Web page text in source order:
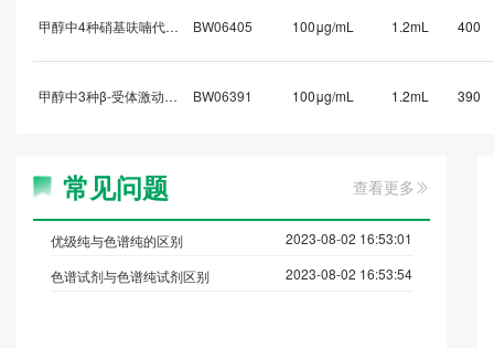
甲醇中4种硝基呋喃代谢物混标/GB/T 21311-2007 BW06405 100μg/mL 1.2mL 400
甲醇中3种β-受体激动剂混标(盐酸莱克多巴胺、沙丁胺醇、盐酸克伦特罗）/农业部1025号公告-18-2008/GB 31658.22-2022 BW06391 100μg/mL 1.2mL 390
常见问题 查看更多
优级纯与色谱纯的区别
2023-08-02 16:53:01
色谱试剂与色谱纯试剂区别
2023-08-02 16:53:54